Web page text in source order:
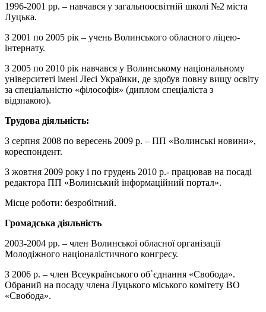
1996-2001 рр. – навчався у загальноосвітній школі №2 міста
Луцька.
З 2001 по 2005 рік – учень Волинського обласного ліцею-
інтернату.
З 2005 по 2010 рік навчався у Волинському національному
університеті імені Лесі Українки, де здобув повну вищу освіту
за спеціальністю «філософія» (диплом спеціаліста з
відзнакою).
Трудова діяльність:
З серпня 2008 по вересень 2009 р. – ПП «Волинські новини»,
кореспондент.
З жовтня 2009 року і по грудень 2010 р.- працював на посаді
редактора ПП «Волинський інформаційний портал».
Місце роботи: безробітний.
Громадська діяльність
2003-2004 рр. – член Волинської обласної організації
Молодіжного націоналістичного конгресу.
З 2006 р. – член Всеукраїнського об᾽єднання «Свобода».
Обраний на посаду члена Луцького міського комітету ВО
«Свобода».